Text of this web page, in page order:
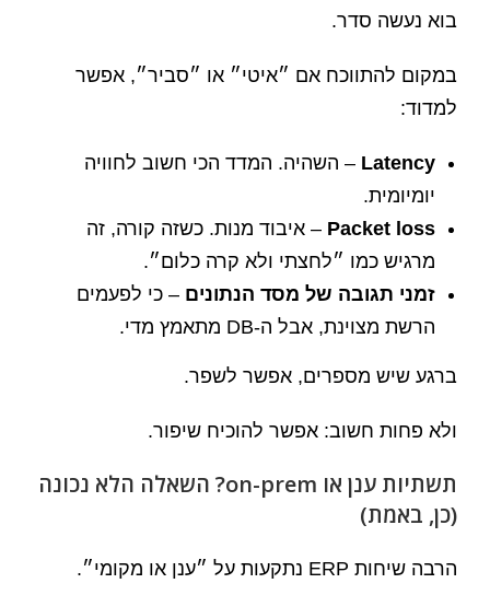
בוא נעשה סדר.
במקום להתווכח אם ״איטי״ או ״סביר״, אפשר
למדוד:
Latency – השהיה. המדד הכי חשוב לחוויה
יומיומית.
Packet loss – איבוד מנות. כשזה קורה, זה
מרגיש כמו ״לחצתי ולא קרה כלום״.
זמני תגובה של מסד הנתונים – כי לפעמים
הרשת מצוינת, אבל ה-DB מתאמץ מדי.
ברגע שיש מספרים, אפשר לשפר.
ולא פחות חשוב: אפשר להוכיח שיפור.
תשתיות ענן או on-prem? השאלה הלא נכונה
(כן, באמת)
הרבה שיחות ERP נתקעות על ״ענן או מקומי״.